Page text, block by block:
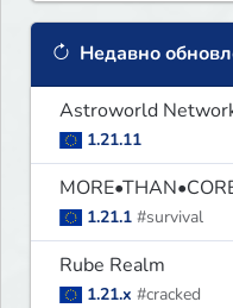
Недавно
Astroworld
1.21.11
1.21.1 #survival
Rube Realm
1.21.x #cracked